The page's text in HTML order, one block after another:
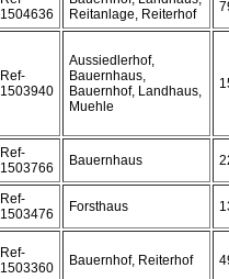
1504636
Reitanlage, Reiterhof
Ref-
1503940
Aussiedlerhof,
Bauernhaus,
Bauernhof, Landhaus,
Muehle
Ref-
1503766
Bauernhaus
Ref-
1503476
Forsthaus
Ref-
1503360
Bauernhof, Reiterhof